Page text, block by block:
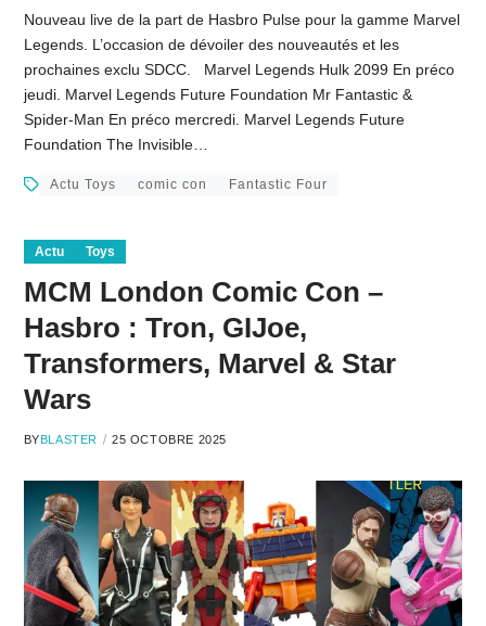
Nouveau live de la part de Hasbro Pulse pour la gamme Marvel
Legends. L’occasion de dévoiler des nouveautés et les
prochaines exclu SDCC. Marvel Legends Hulk 2099 En préco
jeudi. Marvel Legends Future Foundation Mr Fantastic &
Spider-Man En préco mercredi. Marvel Legends Future
Foundation The Invisible…
Actu Toys comic con Fantastic Four
Actu Toys
MCM London Comic Con –
Hasbro : Tron, GIJoe,
Transformers, Marvel & Star
Wars
BYBLASTER 25 OCTOBRE 2025